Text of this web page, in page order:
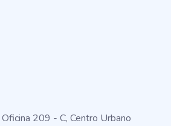
209 - C, Centro Urbano